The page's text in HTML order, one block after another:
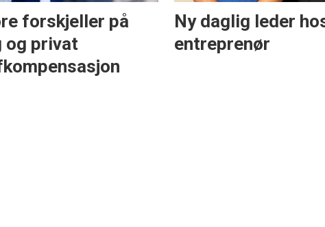
forskjeller på
privat
Ny daglig leder
entreprenør